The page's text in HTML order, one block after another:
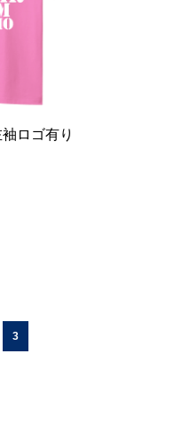
ロゴ有り
3